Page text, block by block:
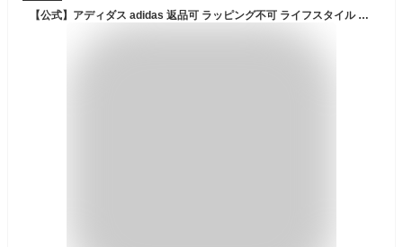
【公式】アディダス adidas 返品可 ラッピング不可 ライフスタイル スタンスミス / Stan Smith オリジナルス ユニセックス シューズ・靴 スニーカー 黒 ブラック M20327 ローカット ビジネス オフィス